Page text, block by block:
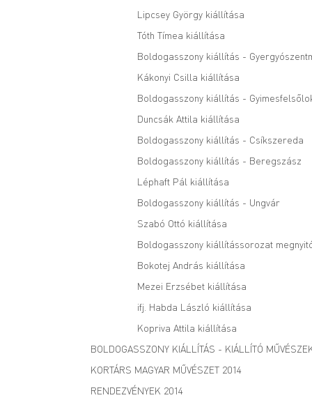
Lipcsey György kiállítása
Tóth Tímea kiállítása
Boldogasszony kiállítás -
Kákonyi Csilla kiállítása
Boldogasszony kiállítás -
Duncsák Attila kiállítása
Boldogasszony kiállítás - Csíkszereda
Boldogasszony kiállítás - Beregszász
Léphaft Pál kiállítása
Boldogasszony kiállítás - Ungvár
Szabó Ottó kiállítása
Boldogasszony kiállítássorozat
Bokotej András kiállítása
Mezei Erzsébet kiállítása
ifj. Habda László kiállítása
Kopriva Attila kiállítása
BOLDOGASSZONY KIÁLLÍTÁS - KIÁLLÍTÓ
KORTÁRS MAGYAR MŰVÉSZET 2014
RENDEZVÉNYEK 2014